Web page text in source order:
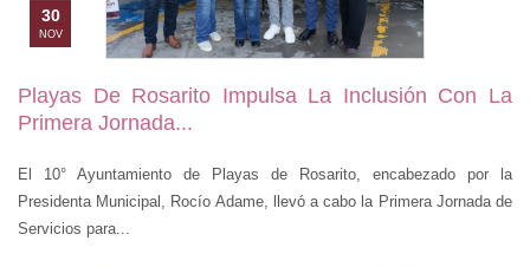
30
NOV
Playas De Rosarito Impulsa La Inclusión Con La
Primera Jornada...
El 10° Ayuntamiento de Playas de Rosarito, encabezado por la
Presidenta Municipal, Rocío Adame, llevó a cabo la Primera Jornada de
Servicios para...